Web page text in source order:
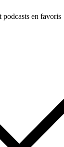
podcasts en favoris